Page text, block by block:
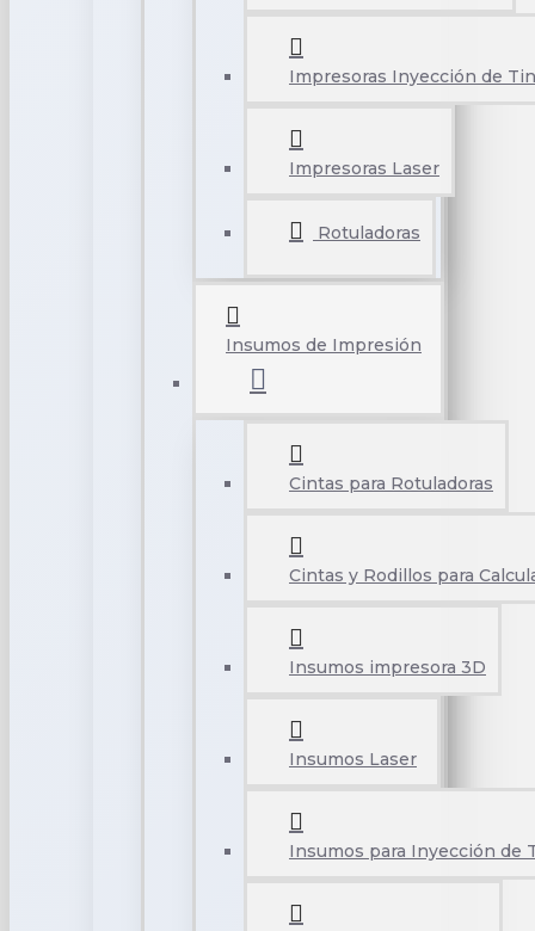
Impresoras Inyección de
Impresoras Laser
Rotuladoras
Insumos de Impresión
Cintas para Rotuladoras
Cintas y Rodillos para
Insumos impresora 3D
Insumos Laser
Insumos para Inyección de